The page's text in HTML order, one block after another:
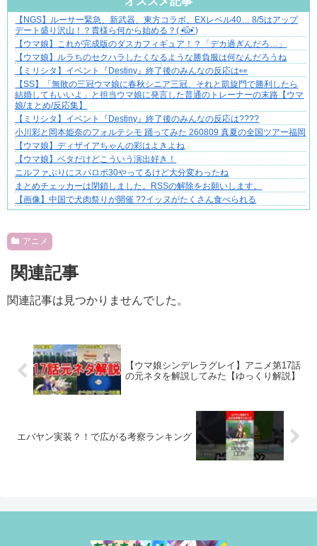
共感必至の“日常修羅場”短編集！
【NGS】ルーサー緊急、新武器、東方コラボ、EXレベル40… 8/5はアップ
デート盛り沢山！？貴様ら何から始める？( •᷄ὤ•᷅ )
【ウマ娘】これが完成版のダスカフィギュア！？「デカ過ぎんだろ…」
【ウマ娘】ルラちのセクハラしたくなるような勝負服は何なんだろうね
【ミリシタ】イベント『Destiny』終了後のみんなの反応は👀
【SS】「無敗の三冠ウマ娘に春秋シニア三冠、それと凱旋門で勝利したら
結婚してもいいよ」と担当ウマ娘に発言した普通のトレーナーの末路【ウマ
娘/まとめ/反応集】
【ミリシタ】イベント『Destiny』終了後のみんなの反応は????
小川彩と岡本姫奈のフォルテシモ 踊ってみた 260809 真夏の全国ツアー福岡
【ウマ娘】ディザイアちゃんの彩はよきよね
【ウマ娘】ベタだけどこういう演出好き！
ニルファぶりにスパロボ30やってるけど大分変わったね
まとめチェッカーは閉鎖しました。RSSの解除をお願いします。
【画像】中国で犬肉祭りが開催 ??イッヌがたくさん食べられる
アニメ
関連記事
関連記事は見つかりませんでした。
【ウマ娘シンデレラグレイ】アニメ第17話
の元ネタを解説してみた【ゆっくり解説】
エバヤン実装？！で広がる考察ランキング